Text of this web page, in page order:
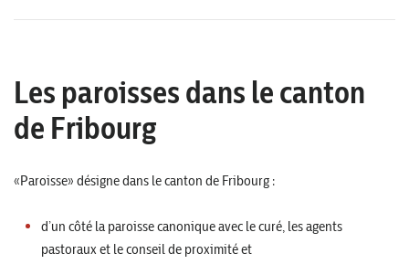
Les paroisses dans le canton
de Fribourg
«Paroisse» désigne dans le canton de Fribourg :
d’un côté la paroisse canonique avec le curé, les agents
pastoraux et le conseil de proximité et